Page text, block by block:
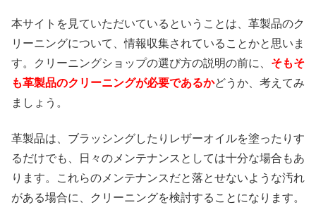
本サイトを見ていただいているということは、革製品のク
リーニングについて、情報収集されていることかと思いま
す。クリーニングショップの選び方の説明の前に、 そもそ
も革製品のクリーニングが必要であるかどうか、考えてみ
ましょう。
革製品は、ブラッシングしたりレザーオイルを塗ったりす
るだけでも、日々のメンテナンスとしては十分な場合もあ
ります。これらのメンテナンスだと落とせないような汚れ
がある場合に、クリーニングを検討することになります。